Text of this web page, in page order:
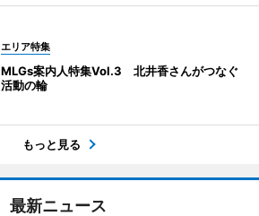
エリア特集
MLGs案内人特集Vol.3 北井香さんがつなぐ
活動の輪
もっと見る
最新ニュース